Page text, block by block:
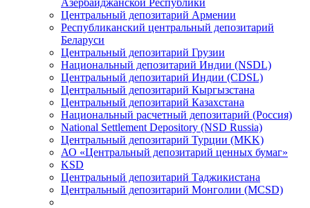
Азербайджанской Республики
Центральный депозитарий Армении
Республиканский центральный депозитарий
Беларуси
Центральный депозитарий Грузии
Национальный депозитарий Индии (NSDL)
Центральный депозитарий Индии (CDSL)
Центральный депозитарий Кыргызстана
Центральный депозитарий Казахстана
Национальный расчетный депозитарий (Россия)
National Settlement Depository (NSD Russia)
Центральный депозитарий Турции (MKK)
АО «Центральный депозитарий ценных бумаг»
KSD
Центральный депозитарий Таджикистана
Центральный депозитарий Монголии (MCSD)